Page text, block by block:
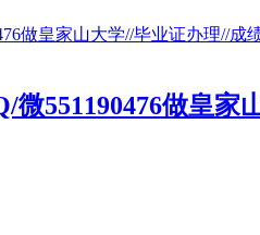
551190476做皇